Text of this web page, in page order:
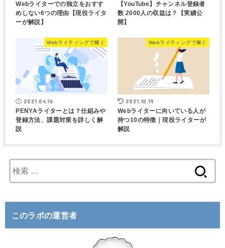
Webライターでの独立をおすす
めしない6つの理由【現役ライタ
ーが解説】
【YouTube】チャンネル登録者
数 2000人の収益は？【実績公
開】
Webライティングで稼ぐ
2021.04.16
PENYAライターとは？仕組みや
登録方法、課題対策を詳しく解
説
Webライティングで稼ぐ
2021.10.19
Webライターに向いている人が
持つ10の特徴｜現役ライターが
解説
索
このラボの運営者